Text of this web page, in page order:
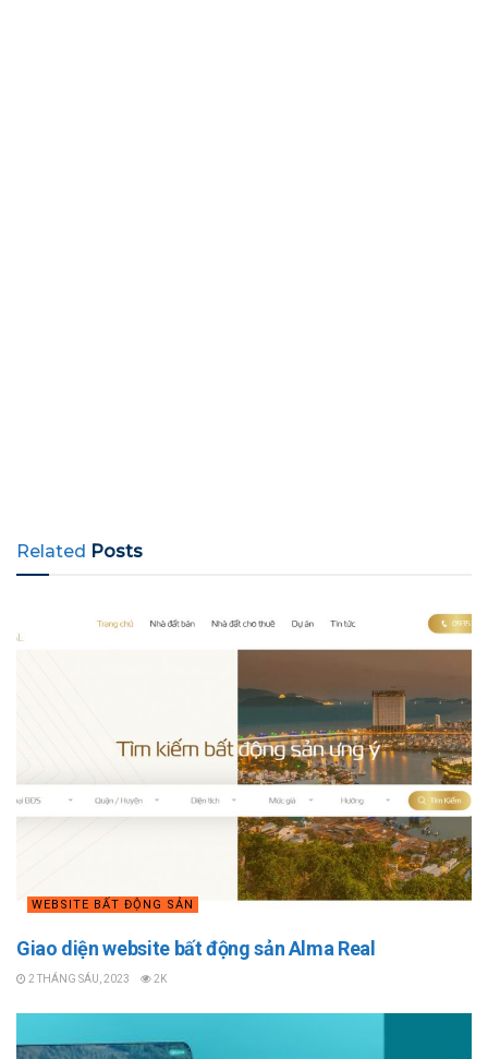
Related Posts
WEBSITE BẤT ĐỘNG SẢN
Giao diện website bất động sản Alma Real
2 THÁNG SÁU, 2023 2K